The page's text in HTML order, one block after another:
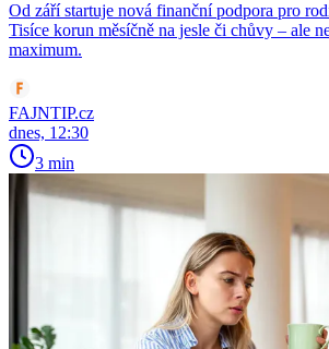
Od září startuje nová finanční podpora pro
Tisíce korun měsíčně na jesle či chůvy – ale
maximum.
FAJNTIP.cz
dnes, 12:30
3 min